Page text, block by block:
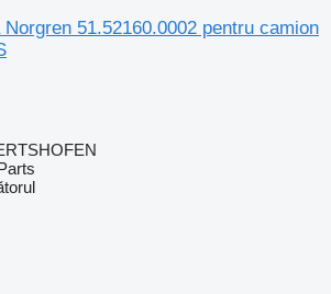
51.52160.0002 pentru camion